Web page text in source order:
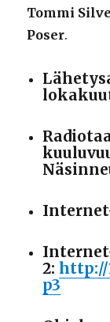
Tommi
Poser.
2:http://
p3